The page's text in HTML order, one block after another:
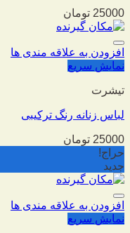
25000 تومان
افزودن به علاقه مندی ها
نمایش سریع
تیشرت
لباس زنانه رنگ ترکیبی
25000 تومان
حراج!
جدید
افزودن به علاقه مندی ها
نمایش سریع